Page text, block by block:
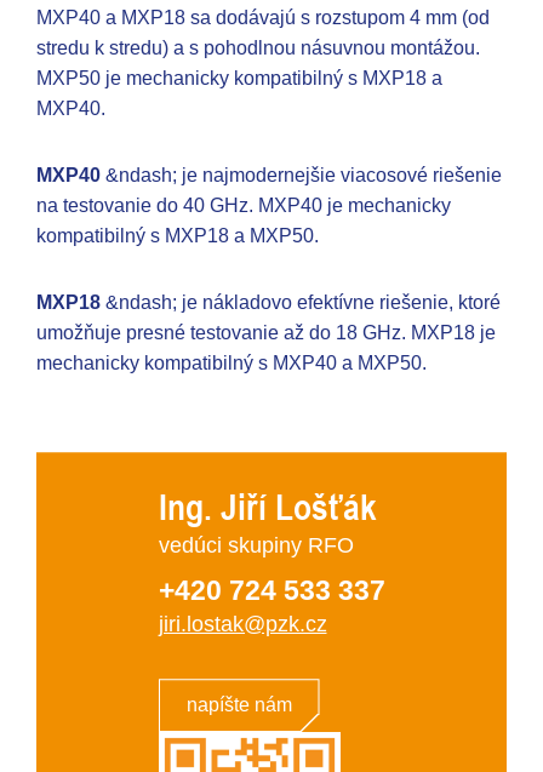
MXP40 a MXP18 sa dodávajú s rozstupom 4 mm (od
stredu k stredu) a s pohodlnou násuvnou montážou.
MXP50 je mechanicky kompatibilný s MXP18 a
MXP40.
MXP40 &ndash; je najmodernejšie viacosové riešenie
na testovanie do 40 GHz. MXP40 je mechanicky
kompatibilný s MXP18 a MXP50.
MXP18 &ndash; je nákladovo efektívne riešenie, ktoré
umožňuje presné testovanie až do 18 GHz. MXP18 je
mechanicky kompatibilný s MXP40 a MXP50.
Ing. Jiří Lošťák
vedúci skupiny RFO
+420 724 533 337
jiri.lostak@pzk.cz
napíšte nám